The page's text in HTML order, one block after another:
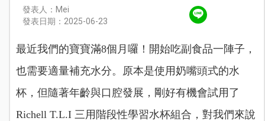
發表人：Mei
發表日期：2025-06-23
最近我們的寶寶滿8個月囉！開始吃副食品一陣子，
也需要適量補充水分。原本是使用奶嘴頭式的水
杯，但隨著年齡與口腔發展，剛好有機會試用了
Richell T.L.I 三用階段性學習水杯組合，對我們來說